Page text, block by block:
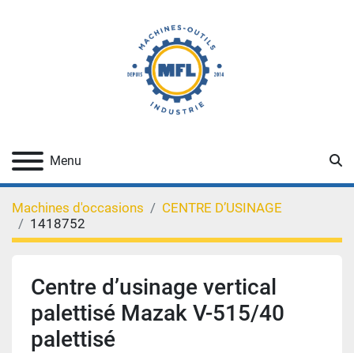
Menu
Machines d'occasions
CENTRE D’USINAGE
1418752
Centre d’usinage vertical
palettisé Mazak V-515/40
palettisé